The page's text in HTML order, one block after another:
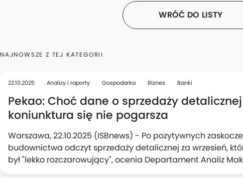
WRÓĆ DO LISTY
NAJNOWSZE Z TEJ KATEGORII
22.10.2025 Analizy i raporty Gospodarka Biznes Banki
Pekao: Choć dane o sprzedaży detalicznej
koniunktura się nie pogarsza
Warszawa, 22.10.2025 (ISBnews) - Po pozytywnych
budownictwa odczyt sprzedaży detalicznej za wrzesień,
był "lekko rozczarowujący", ocenia Departament Analiz
Tym niemniej nie oznacza to pogorszenia koniunktury w